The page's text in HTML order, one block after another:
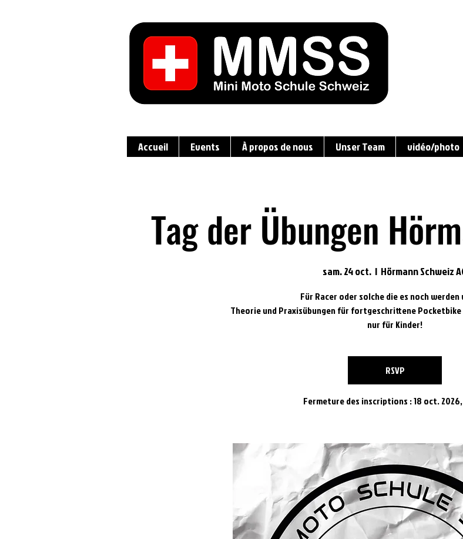
Accueil Events À propos de nous Unser Team vidéo/photo
Tag der Übungen
sam. 24 oct.
  |
Hörmann Schweiz
Für Racer oder solche die es noch
Theorie und Praxisübungen für fortgeschrittene Pocketbike
nur für Kinder!
RSVP
Fermeture des inscriptions : 18 oct.